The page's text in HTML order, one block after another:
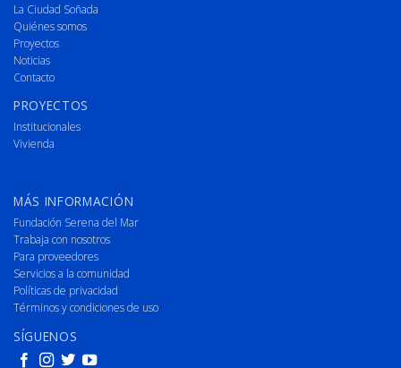
La Ciudad Soñada
Quiénes somos
Proyectos
Noticias
Contacto
PROYECTOS
Institucionales
Vivienda
MÁS INFORMACIÓN
Fundación Serena del Mar
Trabaja con nosotros
Para proveedores
Servicios a la comunidad
Políticas de privacidad
Términos y condiciones de uso
SÍGUENOS